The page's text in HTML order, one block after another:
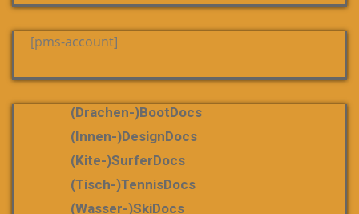
[pms-account]
(Drachen-)bootDocs
(Innen-)DesignDocs
(Kite-)SurferDocs
(Tisch-)TennisDocs
(Wasser-)SkiDocs